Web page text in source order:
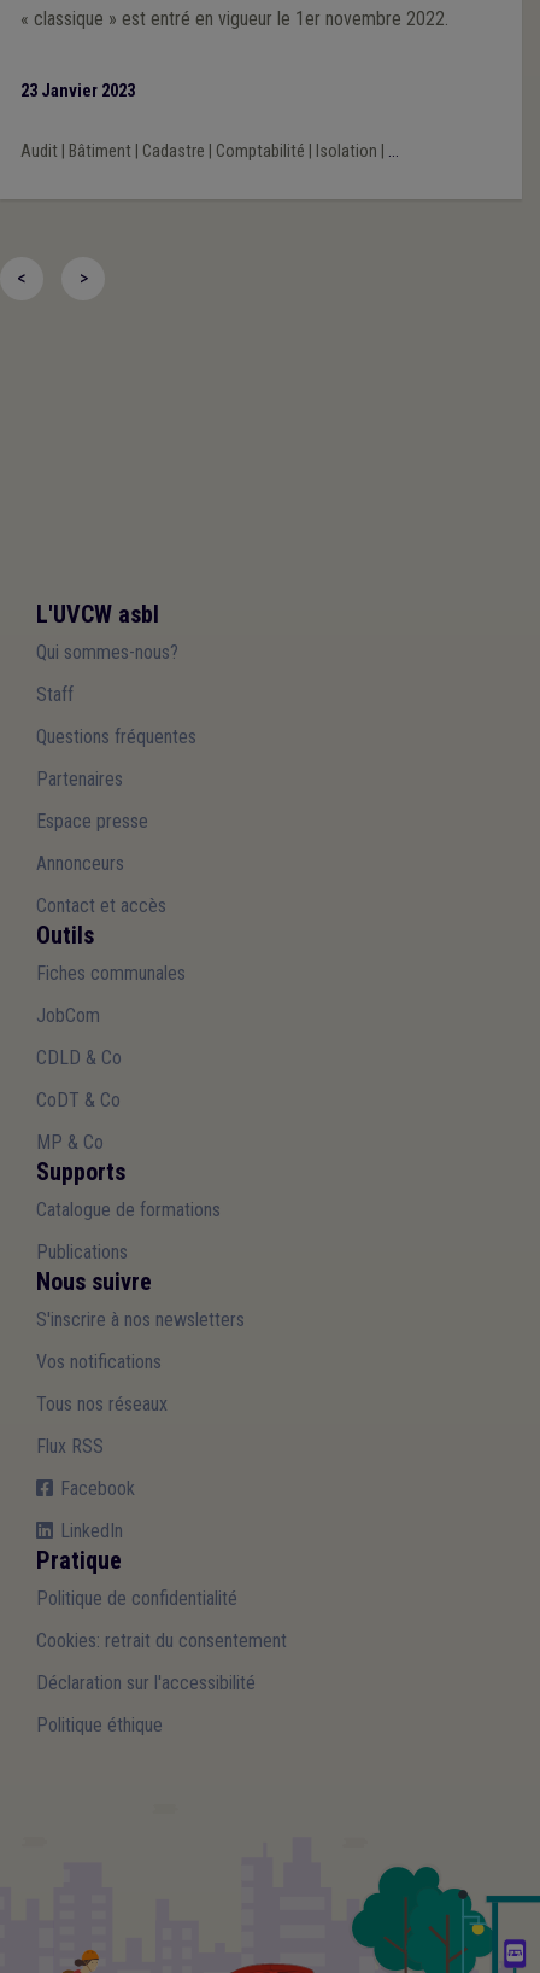
« classique » est entré en vigueur le 1er novembre 2022.
23 Janvier 2023
Audit| Bâtiment| Cadastre Comptabilité Isolation ...
< >
L'UVCW asbl
Qui sommes-nous?
Staff
Questions fréquentes
Partenaires
Espace presse
Annonceurs
Contact et accès
Outils
Fiches communales
JobCom
CDLD & Co
CoDT & Co
MP & Co
Supports
Catalogue de formations
Publications
Nous suivre
S'inscrire à nos newsletters
Vos notifications
Tous nos réseaux
Flux RSS
Facebook
LinkedIn
Pratique
Politique de confidentialité
Cookies: retrait du consentement
Déclaration sur l'accessibilité
Politique éthique